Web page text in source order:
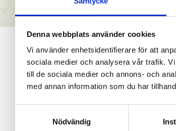
Denna webbplats använder cookies
Vi använder enhetsidentifierare för att
sociala medier och analysera vår trafik.
till de sociala medier och annons- och
med annan information som du har
Nödvändig